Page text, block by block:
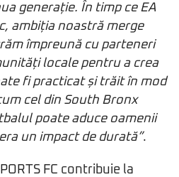
generație. În timp ce EA
ambiția noastră merge
împreună cu parteneri
locale pentru a crea
fi practicat și trăit în mod
cel din South Bronx
poate aduce oamenii
un impact de durată”.
FC contribuie la